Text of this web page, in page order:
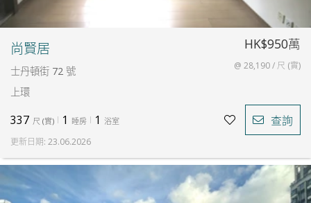
尚賢居
士丹頓街 72 號
上環
HK$950萬
@ 28,190 / 尺 (實)
337 尺 (實) 1 睡房 1 浴室 查詢
更新日期: 23.06.2026